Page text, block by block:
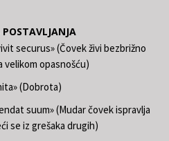
securus» (Čovek živi bezbrižno
velikom opasnošću)
(Dobrota)
suum» (Mudar čovek ispravlja
se iz grešaka drugih)